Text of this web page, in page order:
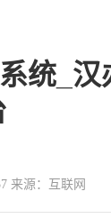
统_
来源：互联网